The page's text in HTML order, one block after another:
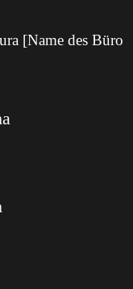
[Name des Büro